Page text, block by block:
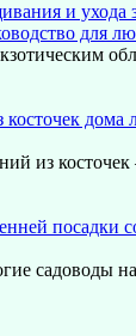
и ухода
для
косточек
из косточек
посадки
садоводы